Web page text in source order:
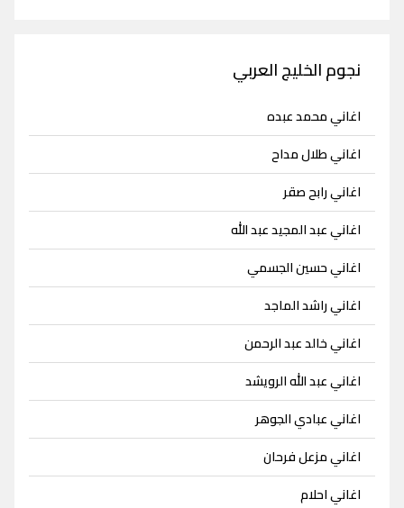
نجوم الخليج العربي
اغاني محمد عبده
اغاني طلال مداح
اغاني رابح صقر
اغاني عبد المجيد عبد الله
اغاني حسين الجسمي
اغاني راشد الماجد
اغاني خالد عبد الرحمن
اغاني عبد الله الرويشد
اغاني عبادي الجوهر
اغاني مزعل فرحان
اغاني احلام